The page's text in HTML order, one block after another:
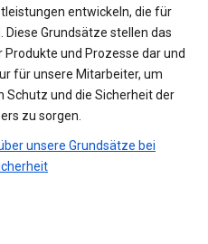
entwickeln, die für
Diese Grundsätze stellen das
Produkte und Prozesse dar und
für unsere Mitarbeiter, um
Schutz und die Sicherheit der
zu sorgen.
unsere Grundsätze bei